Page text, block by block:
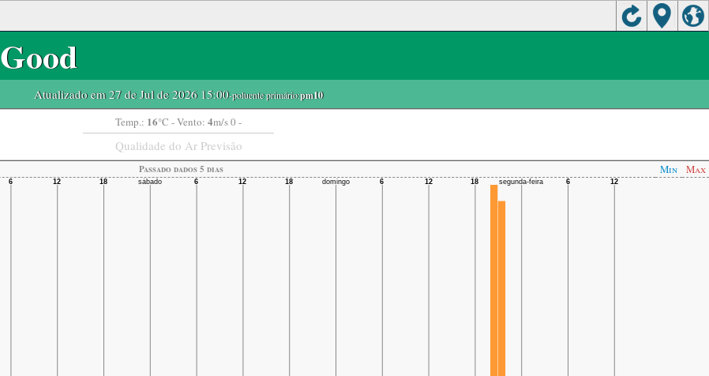
Good
Atualizado em 27 de Jul de 2026 15:00-poluente primário:pm10
Temp.: 16°C - Vento: 4m/s 0 -
Qualidade do Ar Previsão
Passado dados 5 dias Min Max